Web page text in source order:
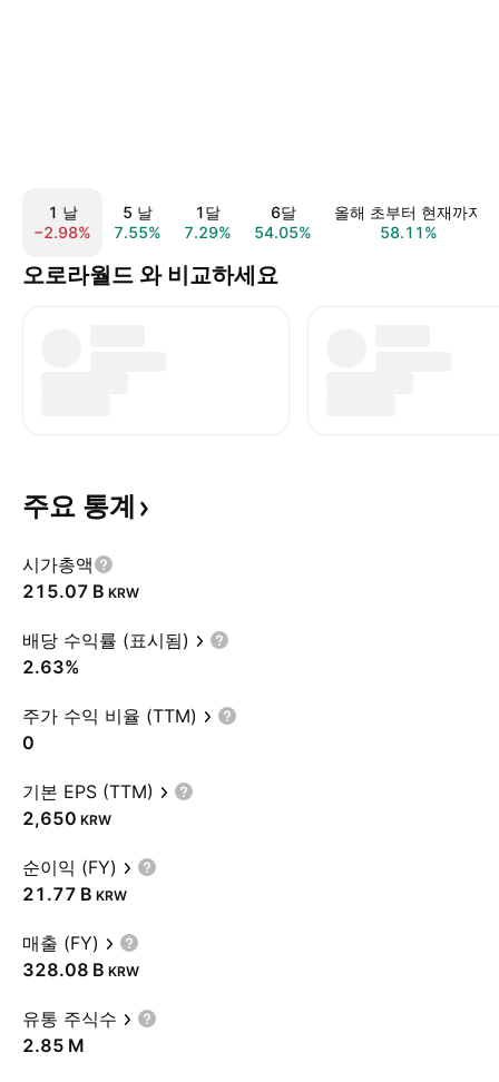
1 날
−2.98%
5 날
7.55%
1달
7.29%
6달
54.05%
올해 초부터 현재까지
58.11%
오로라월드 와 비교하세요
주요 통계
시가총액
‪215.07 B‬ KRW
배당 수익률 (표시됨)
2.63%
주가 수익 비율 (TTM)
0
기본 EPS (TTM)
2,650 KRW
순이익 (FY)
‪21.77 B‬ KRW
매출 (FY)
‪328.08 B‬ KRW
유통 주식수
‪2.85 M‬